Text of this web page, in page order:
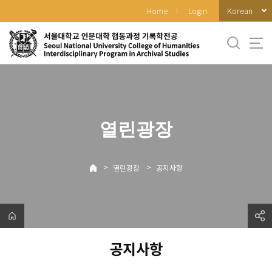
로
메
Home Login Korean
열린광장
> 열린광장 > 공지사항
공지사항